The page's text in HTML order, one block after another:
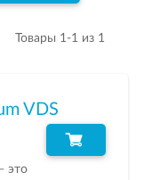
Товары 1-1 из 1
VDS
это